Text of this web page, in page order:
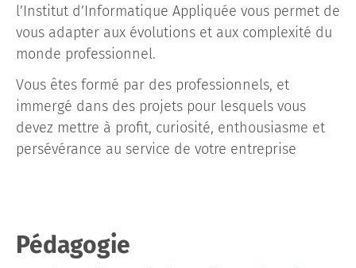
l’Institut d’Informatique Appliquée vous permet de
vous adapter aux évolutions et aux complexité du
monde professionnel.
Vous êtes formé par des professionnels, et
immergé dans des projets pour lesquels vous
devez mettre à profit, curiosité, enthousiasme et
persévérance au service de votre entreprise
Pédagogie